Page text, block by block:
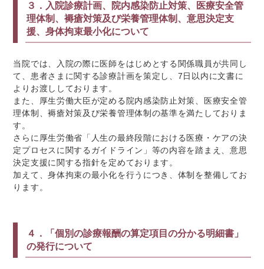
３．入院診療計画、院内感染防止対策、医療安全管
理体制、褥瘡対策及び栄養管理体制、意思決定支
援、身体拘束最小化について
当院では、入院の際に医師をはじめとする関係職員が共同し
て、患者さまに関する診療計画を策定し、7日以内に文書に
よりお渡ししております。
また、厚生労働大臣が定める院内感染防止対策、医療安全管
理体制、褥瘡対策及び栄養管理体制の基準を満たしておりま
す。
さらに厚生労働省「人生の最終段階における医療・ケアの決
定プロセスに関するガイドライン」等の内容を踏まえ、意思
決定支援に関する指針を定めております。
加えて、身体拘束の最小化を行うにつき、体制を整備してお
ります。
４．「個別の診療報酬の算定項目の分かる明細書」
の発行について